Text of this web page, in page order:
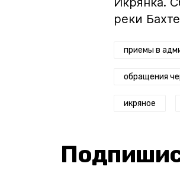
реки
приемы в
обращения
икряное